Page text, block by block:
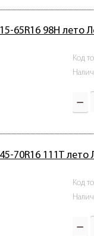
65R16 98H лето
Код
70R16 111T лето
Код